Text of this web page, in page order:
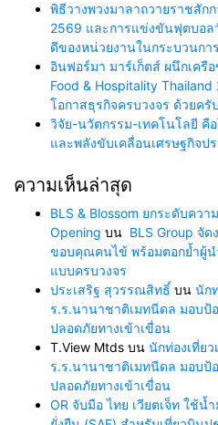
พิธีวางพวงมาลาถวายราชสัก
2569 และการแข่งขันฟุตบอ
ดีของหน่วยงานในกระบวนกา
อินฟอร์มา มาร์เก็ตส์ ผนึกเครื
Food & Hospitality
โอกาสธุรกิจครบวงจร ด้วยครับ
วิจัย-นวัตกรรม-เทคโนโลยี คื
และพลังขับเคลื่อนเศรษฐกิจป
ความเห็นล่าสุด
BLS & Blossom ยกระดับคว
Opening บน BLS Group จั
ขอบคุณคนไข้ พร้อมตอกย้ำผู้
แบบครบวงจร
ประเสริฐ สุวรรณสิทธิ์ บน นัก
ร.ร.นานาชาติเมทนีดล มอบป้
ปลอดภัยทางเข้าเขื่อน
T.View Mtds บน นักท่องเที่ย
ร.ร.นานาชาติเมทนีดล มอบป้
ปลอดภัยทางเข้าเขื่อน
OR จับมือ ไทย เวียตเจ็ท ใช้น้